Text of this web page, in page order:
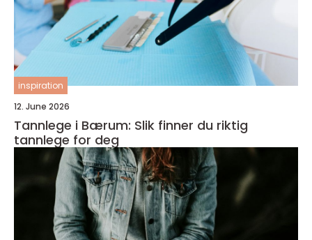
inspiration
12. June 2026
Tannlege i Bærum: Slik finner du riktig
tannlege for deg